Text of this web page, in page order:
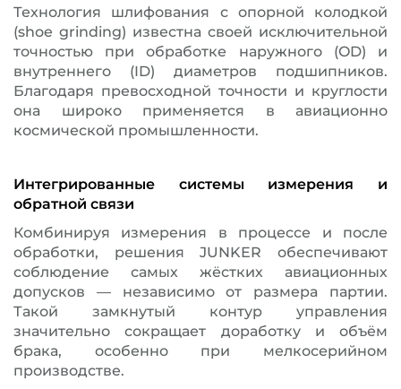
Технология шлифования с опорной колодкой
(shoe grinding) известна своей исключительной
точностью при обработке наружного (OD) и
внутреннего (ID) диаметров подшипников.
Благодаря превосходной точности и круглости
она широко применяется в авиационно
космической промышленности.
Интегрированные системы измерения и
обратной связи
Комбинируя измерения в процессе и после
обработки, решения JUNKER обеспечивают
соблюдение самых жёстких авиационных
допусков — независимо от размера партии.
Такой замкнутый контур управления
значительно сокращает доработку и объём
брака, особенно при мелкосерийном
производстве.